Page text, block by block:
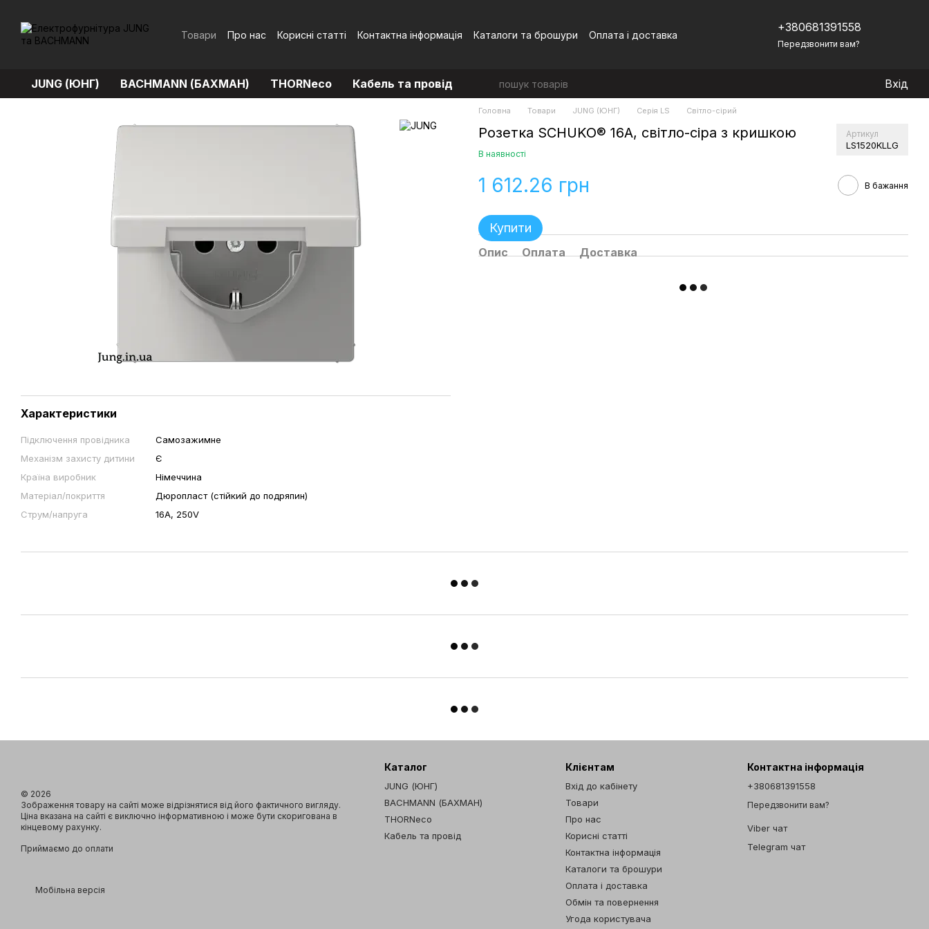
Товари Про нас Корисні статті Контактна інформація Каталоги та брошури
Оплата і доставка
+380681391558
Передзвонити вам?
JUNG (ЮНГ) BACHMANN (БАХМАН) THORNeco Кабель та провід Вхід
Характеристики
Підключення провідника
Самозажимне
Механізм захисту дитини
Є
Країна виробник
Німеччина
Матеріал/покриття
Дюропласт (стійкий до подряпин)
Струм/напруга
16А, 250V
Головна Товари JUNG (ЮНГ) Серія LS Світло-сірий
Розетка SCHUKO® 16А, світло-сіра з кришкою Артикул
LS1520KLLG
В наявності
1 612.26 грн В бажання
Купити
Опис Оплата Доставка
© 2026
Зображення товару на сайті може відрізнятися від його фактичного вигляду.
Ціна вказана на сайті є виключно інформативною і може бути скоригована в
кінцевому рахунку.
Приймаємо до оплати
Мобільна версія
Каталог
JUNG (ЮНГ)
BACHMANN (БАХМАН)
THORNeco
Кабель та провід
Клієнтам
Вхід до кабінету
Товари
Про нас
Корисні статті
Контактна інформація
Каталоги та брошури
Оплата і доставка
Обмін та повернення
Угода користувача
Контактна інформація
+380681391558
Передзвонити вам?
Viber чат
Telegram чат